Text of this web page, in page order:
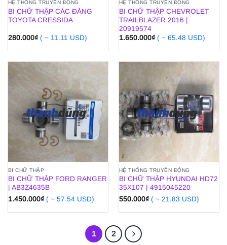
HỆ THỐNG TRUYỀN ĐỘNG
BI CHỮ THẬP CÁC ĐĂNG
TOYOTA CRESSIDA
280.000₫ ( ~ 11.11 USD)
HỆ THỐNG TRUYỀN ĐỘNG
BI CHỮ THẬP CHEVROLET
TRAILBLAZER 2016 |
20919574
1.650.000₫ ( ~ 65.48 USD)
BI CHỮ THẬP
BI CHỮ THẬP FORD RANGER
| AB3Z4635B
1.450.000₫ ( ~ 57.54 USD)
HỆ THỐNG TRUYỀN ĐỘNG
BI CHỮ THẬP HYUNDAI HD72
35X107 | 4915045220
550.000₫ ( ~ 21.83 USD)
1 2